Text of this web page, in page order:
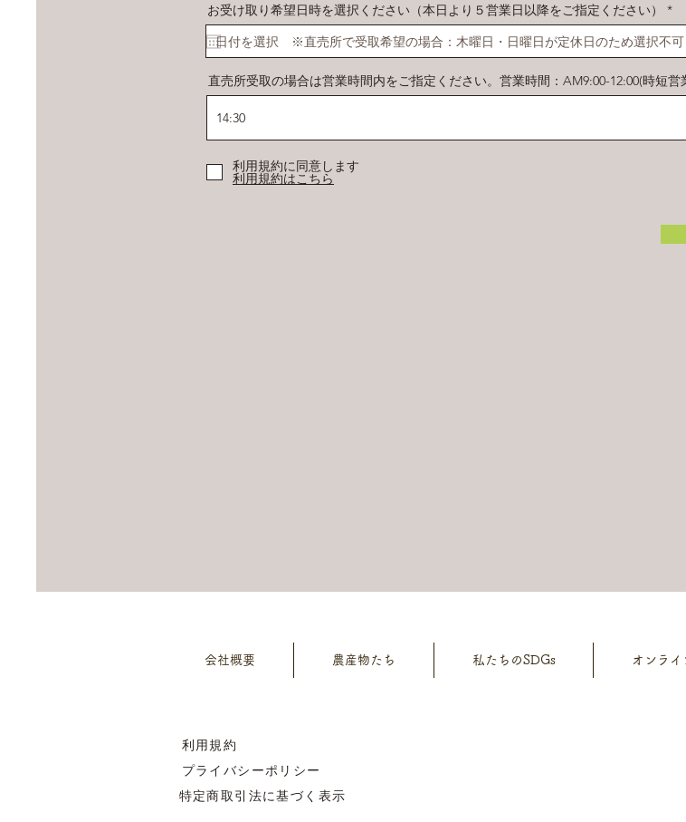
お受け取り希望日時を選択ください（本日より５営業日以降をご指定ください）
*r
e
q
u
i
r
e
d
直売所受取の場合は営業時間内をご指定ください。営業時間：AM9:00-12:00(時短営
14:30
利用規約に同意します
利用規約はこちら
会社概要 農産物たち 私たちのSDGs オンライ
利用規約
プライバシーポリシー
特定商取引法に基づく表示